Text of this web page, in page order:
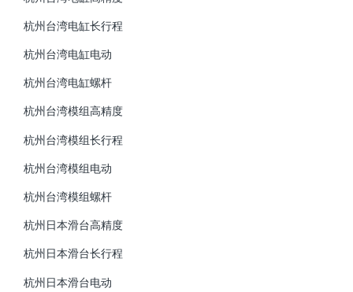
杭州台湾电缸长行程
杭州台湾电缸电动
杭州台湾电缸螺杆
杭州台湾模组高精度
杭州台湾模组长行程
杭州台湾模组电动
杭州台湾模组螺杆
杭州日本滑台高精度
杭州日本滑台长行程
杭州日本滑台电动